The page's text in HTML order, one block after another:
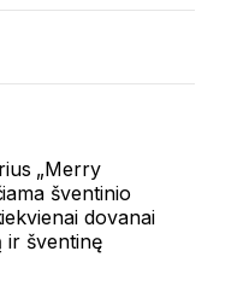
„Merry
šventinio
dovanai
ir šventinę